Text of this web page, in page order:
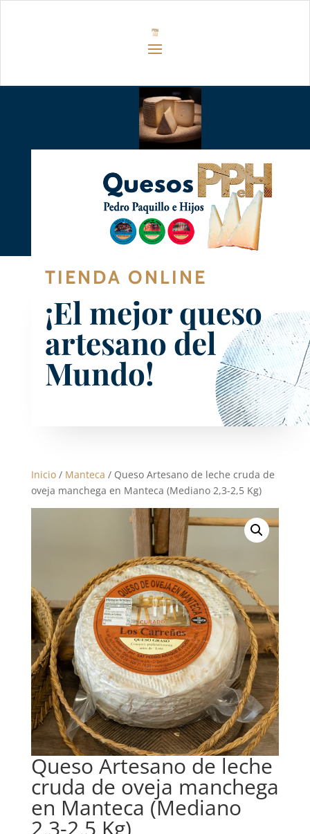
TIENDA ONLINE
¡El mejor queso
artesano del
Mundo!
Inicio/ Manteca / Queso Artesano de leche cruda de
oveja manchega en Manteca (Mediano 2,3-2,5 Kg)
Queso Artesano de leche
cruda de oveja manchega
en Manteca (Mediano
2,3-2,5 Kg)